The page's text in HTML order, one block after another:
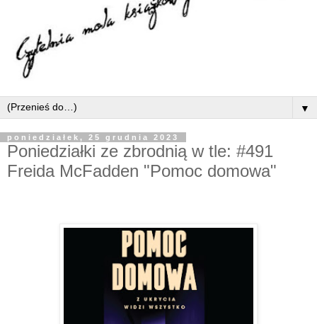
▼
poniedziałek, 25 grudnia 2023
Poniedziałki ze zbrodnią w tle: #491
Freida McFadden "Pomoc domowa"